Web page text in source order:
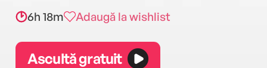
6h 18m Adaugă la wishlist
Ascultă gratuit